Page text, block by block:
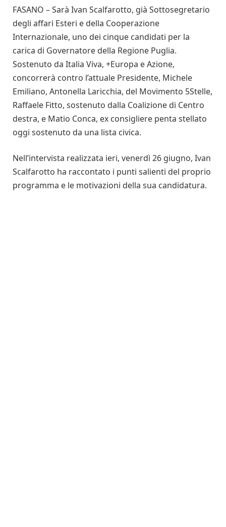
FASANO – Sarà Ivan Scalfarotto, già Sottosegretario
degli affari Esteri e della Cooperazione
Internazionale, uno dei cinque candidati per la
carica di Governatore della Regione Puglia.
Sostenuto da Italia Viva, +Europa e Azione,
concorrerà contro l’attuale Presidente, Michele
Emiliano, Antonella Laricchia, del Movimento 5Stelle,
Raffaele Fitto, sostenuto dalla Coalizione di Centro
destra, e Matio Conca, ex consigliere penta stellato
oggi sostenuto da una lista civica.
Nell’intervista realizzata ieri, venerdì 26 giugno, Ivan
Scalfarotto ha raccontato i punti salienti del proprio
programma e le motivazioni della sua candidatura.